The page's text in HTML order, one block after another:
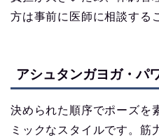
方は事前に医師に相談する
アシュタンガヨガ・パ
決められた順序でポーズを
ミックなスタイルです。筋